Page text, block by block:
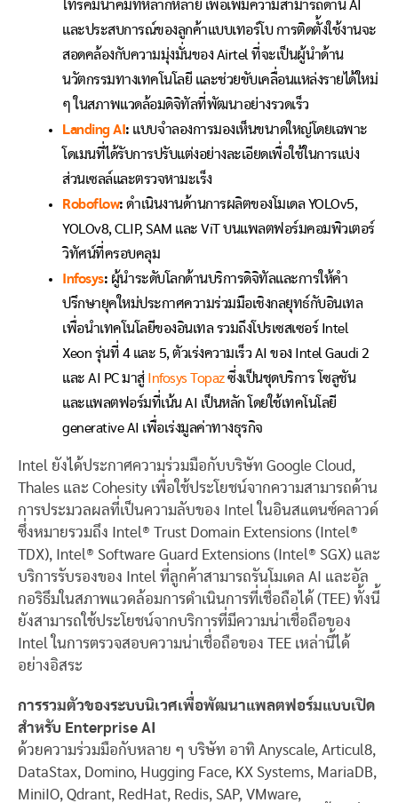
โทรคมนาคมที่หลากหลาย เพื่อเพิ่มความสามารถด้าน AI
และประสบการณ์ของลูกค้าแบบเทอร์โบ การติดตั้งใช้งานจะ
สอดคล้องกับความมุ่งมั่นของ Airtel ที่จะเป็นผู้นำด้าน
นวัตกรรมทางเทคโนโลยี และช่วยขับเคลื่อนแหล่งรายได้ใหม่
ๆ ในสภาพแวดล้อมดิจิทัลที่พัฒนาอย่างรวดเร็ว
Landing AI : แบบจำลองการมองเห็นขนาดใหญ่โดยเฉพาะ
โดเมนที่ได้รับการปรับแต่งอย่างละเอียดเพื่อใช้ในการแบ่ง
ส่วนเซลล์และตรวจหามะเร็ง
Roboflow: ดำเนินงานด้านการผลิตของโมเดล YOLOv5,
YOLOv8, CLIP, SAM และ ViT บนแพลตฟอร์มคอมพิวเตอร์
วิทัศน์ที่ครอบคลุม
Infosys: ผู้นำระดับโลกด้านบริการดิจิทัลและการให้คำ
ปรึกษายุคใหม่ประกาศความร่วมมือเชิงกลยุทธ์กับอินเทล
เพื่อนำเทคโนโลยีของอินเทล รวมถึงโปรเซสเซอร์ Intel
Xeon รุ่นที่ 4 และ 5, ตัวเร่งความเร็ว AI ของ Intel Gaudi 2
และ AI PC มาสู่ Infosys Topaz ซึ่งเป็นชุดบริการ โซลูชัน
และแพลตฟอร์มที่เน้น AI เป็นหลัก โดยใช้เทคโนโลยี
generative AI เพื่อเร่งมูลค่าทางธุรกิจ
Intel ยังได้ประกาศความร่วมมือกับบริษัท Google Cloud,
Thales และ Cohesity เพื่อใช้ประโยชน์จากความสามารถด้าน
การประมวลผลที่เป็นความลับของ Intel ในอินสแตนซ์คลาวด์
ซึ่งหมายรวมถึง Intel® Trust Domain Extensions (Intel®
TDX), Intel® Software Guard Extensions (Intel® SGX) และ
บริการรับรองของ Intel ที่ลูกค้าสามารถรันโมเดล AI และอัล
กอริธึมในสภาพแวดล้อมการดำเนินการที่เชื่อถือได้ (TEE) ทั้งนี้
ยังสามารถใช้ประโยชน์จากบริการที่มีความน่าเชื่อถือของ
Intel ในการตรวจสอบความน่าเชื่อถือของ TEE เหล่านี้ได้
อย่างอิสระ
การรวมตัวของระบบนิเวศเพื่อพัฒนาแพลตฟอร์มแบบเปิด
สำหรับ Enterprise AI
ด้วยความร่วมมือกับหลาย ๆ บริษัท อาทิ Anyscale, Articul8,
DataStax, Domino, Hugging Face, KX Systems, MariaDB,
MiniIO, Qdrant, RedHat, Redis, SAP, VMware,